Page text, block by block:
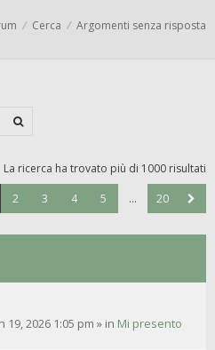
Cerca Argomenti senza risposta
La ricerca ha trovato più di 1000 risultati
2 3 4 5 … 20
19, 2026 1:05 pm » in Mi presento